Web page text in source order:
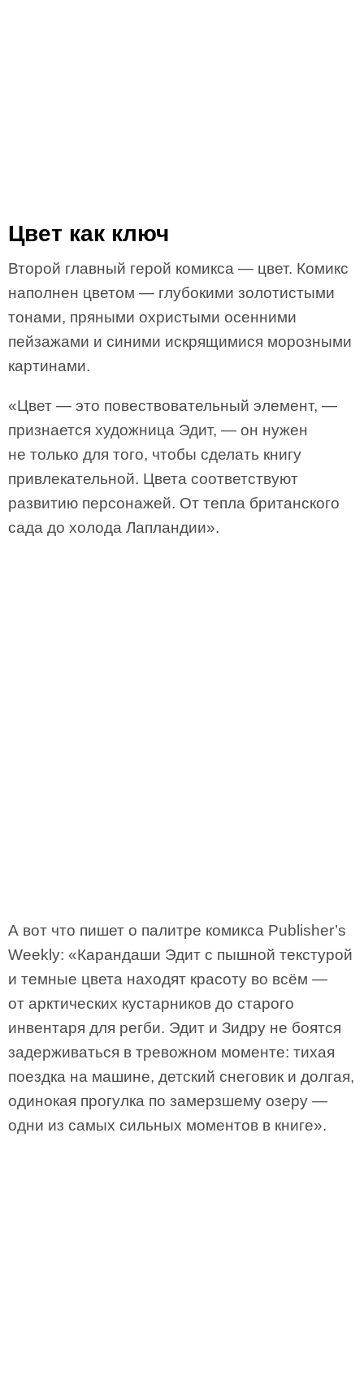
Цвет как ключ
Второй главный герой комикса — цвет. Комикс
наполнен цветом — глубокими золотистыми
тонами, пряными охристыми осенними
пейзажами и синими искрящимися морозными
картинами.
«Цвет — это повествовательный элемент, —
признается художница Эдит, — он нужен
не только для того, чтобы сделать книгу
привлекательной. Цвета соответствуют
развитию персонажей. От тепла британского
сада до холода Лапландии».
А вот что пишет о палитре комикса Publisher’s
Weekly: «Карандаши Эдит с пышной текстурой
и темные цвета находят красоту во всём —
от арктических кустарников до старого
инвентаря для регби. Эдит и Зидру не боятся
задерживаться в тревожном моменте: тихая
поездка на машине, детский снеговик и долгая,
одинокая прогулка по замерзшему озеру —
одни из самых сильных моментов в книге».